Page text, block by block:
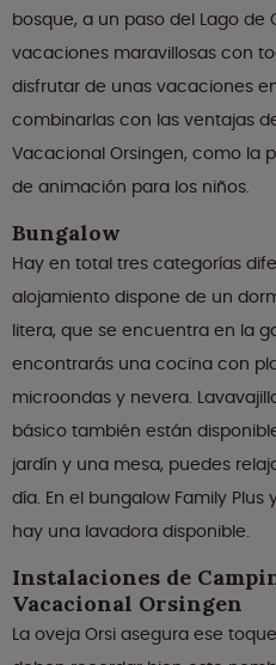
bosque, a un paso del Lago de
vacaciones maravillosas con
disfrutar de unas vacaciones
combinarlas con las ventajas
Vacacional Orsingen, como la
de animación para los niños.
Bungalow
Hay en total tres categorías
alojamiento dispone de un
litera, que se encuentra en la
encontrarás una cocina con
microondas y nevera.
básico también están
jardín y una mesa, puedes
día. En el bungalow Family
hay una lavadora disponible.
Instalaciones de
Vacacional Orsingen
La oveja Orsi asegura ese